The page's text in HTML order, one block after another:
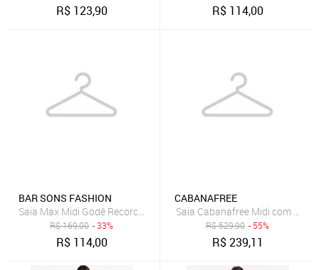
R$ 123,90 R$ 114,00
BAR SONS FASHION
Saia Max Midi Godê Recorco Assimetrico Cintura Alta em Linho
R$169,00 - 33%
R$ 114,00
CABANAFREE
Saia Cabanafree Midi com
R$529,90 - 55%
R$239,11